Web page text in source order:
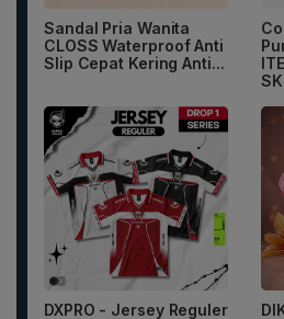
Sandal Pria Wanita
CLOSS Waterproof Anti
Slip Cepat Kering Anti...
DXPRO - Jersey Reguler